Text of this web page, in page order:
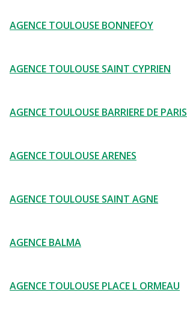
AGENCE TOULOUSE BONNEFOY
AGENCE TOULOUSE SAINT CYPRIEN
AGENCE TOULOUSE BARRIERE DE PARIS
AGENCE TOULOUSE ARENES
AGENCE TOULOUSE SAINT AGNE
AGENCE BALMA
AGENCE TOULOUSE PLACE L ORMEAU